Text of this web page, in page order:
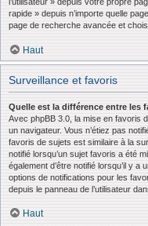
rapide » depuis n’importe quelle
page de recherche avancée et
Haut
Surveillance et favoris
Quelle est la différence entre les
Avec phpBB 3.0, la mise en favoris
un navigateur. Vous n’étiez pas
favoris de sujets est similaire à la
notifié lorsqu’un sujet favoris a été
également d’être notifié lorsqu’il y
options de notifications pour les
depuis le panneau de l’utilisateur
Haut